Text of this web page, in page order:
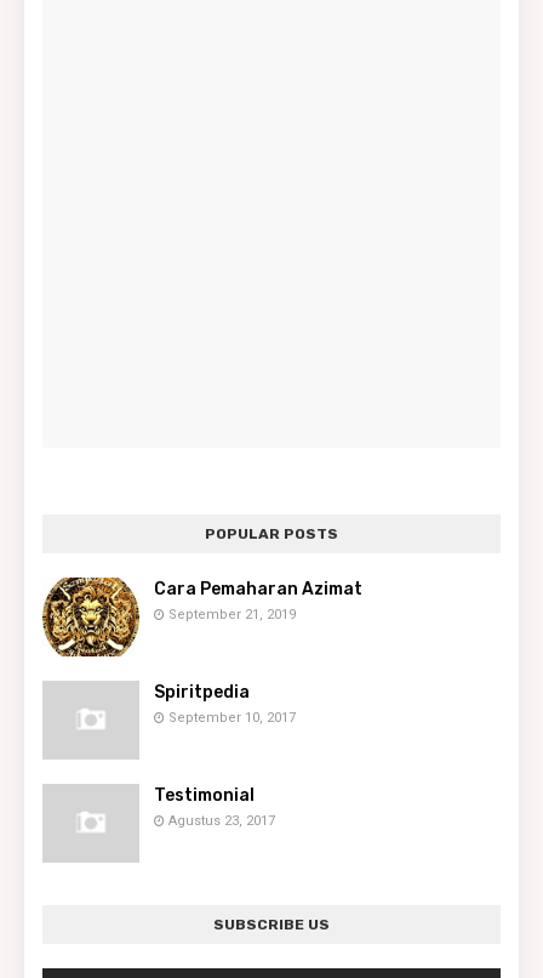
POPULAR POSTS
Cara Pemaharan Azimat
September 21, 2019
Spiritpedia
September 10, 2017
Testimonial
Agustus 23, 2017
SUBSCRIBE US